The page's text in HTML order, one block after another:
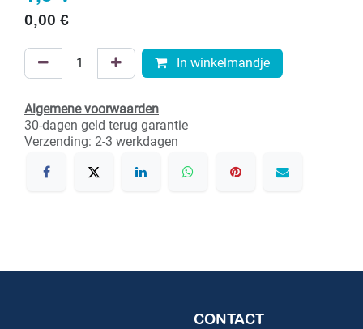
0,00 €
In winkelmandje
Algemene voorwaarden
30-dagen geld terug garantie
Verzending: 2-3 werkdagen
CONTACT